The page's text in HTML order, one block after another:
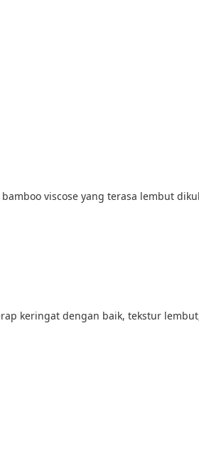
bamboo viscose yang terasa lembut
keringat dengan baik, tekstur